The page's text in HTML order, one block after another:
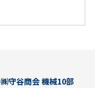
㈱守谷商会 機械10部